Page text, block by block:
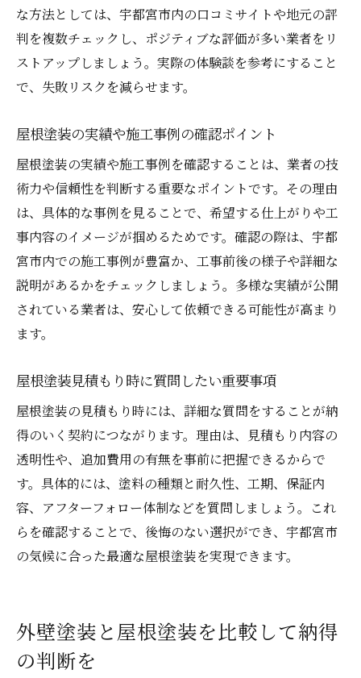
な方法としては、宇都宮市内の口コミサイトや地元の評
判を複数チェックし、ポジティブな評価が多い業者をリ
ストアップしましょう。実際の体験談を参考にすること
で、失敗リスクを減らせます。
屋根塗装の実績や施工事例の確認ポイント
屋根塗装の実績や施工事例を確認することは、業者の技
術力や信頼性を判断する重要なポイントです。その理由
は、具体的な事例を見ることで、希望する仕上がりや工
事内容のイメージが掴めるためです。確認の際は、宇都
宮市内での施工事例が豊富か、工事前後の様子や詳細な
説明があるかをチェックしましょう。多様な実績が公開
されている業者は、安心して依頼できる可能性が高まり
ます。
屋根塗装見積もり時に質問したい重要事項
屋根塗装の見積もり時には、詳細な質問をすることが納
得のいく契約につながります。理由は、見積もり内容の
透明性や、追加費用の有無を事前に把握できるからで
す。具体的には、塗料の種類と耐久性、工期、保証内
容、アフターフォロー体制などを質問しましょう。これ
らを確認することで、後悔のない選択ができ、宇都宮市
の気候に合った最適な屋根塗装を実現できます。
外壁塗装と屋根塗装を比較して納得
の判断を